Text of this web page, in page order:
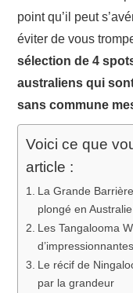
point qu’il peut
éviter de vous
sélection de 4
australiens qui
sans commune
Voici ce que
article :
La Grande
plongé en Australie
Les Tangalooma
Le récif de
par la grandeur